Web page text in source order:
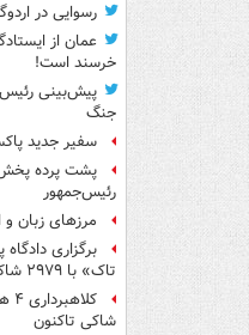
رسوایی در
عمان از
خرسند است!
پیش‌بینی
جنگ
سفیر جدید
پشت پرده
رئیس‌جمهور
مرزهای زبان
برگزاری
تاک» با ۲۹۷۹ شاکی
شاکی تاکنون